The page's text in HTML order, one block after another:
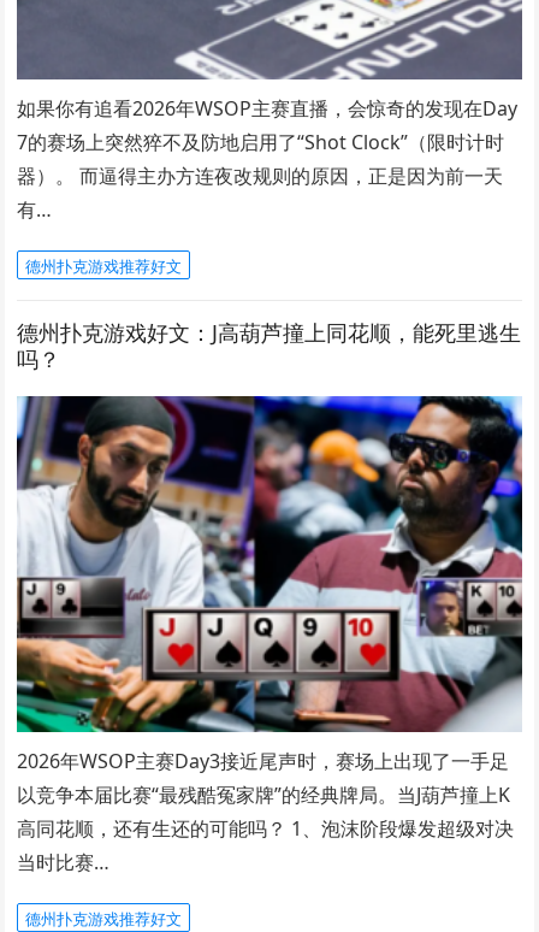
如果你有追看2026年WSOP主赛直播，会惊奇的发现在Day
7的赛场上突然猝不及防地启用了“Shot Clock”（限时计时
器）。 而逼得主办方连夜改规则的原因，正是因为前一天
有…
德州扑克游戏推荐好文
德州扑克游戏好文：J高葫芦撞上同花顺，能死里逃生
吗？
2026年WSOP主赛Day3接近尾声时，赛场上出现了一手足
以竞争本届比赛“最残酷冤家牌”的经典牌局。当J葫芦撞上K
高同花顺，还有生还的可能吗？ 1、泡沫阶段爆发超级对决
当时比赛…
德州扑克游戏推荐好文